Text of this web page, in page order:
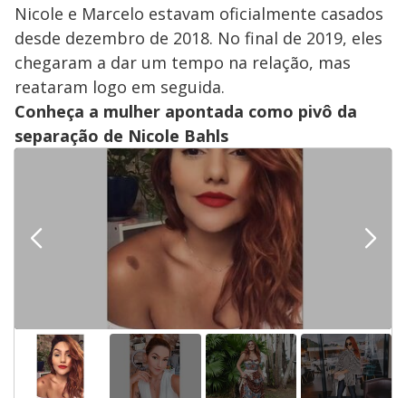
Nicole e Marcelo estavam oficialmente casados
desde dezembro de 2018. No final de 2019, eles
chegaram a dar um tempo na relação, mas
reataram logo em seguida.
Conheça a mulher apontada como pivô da
separação de Nicole Bahls